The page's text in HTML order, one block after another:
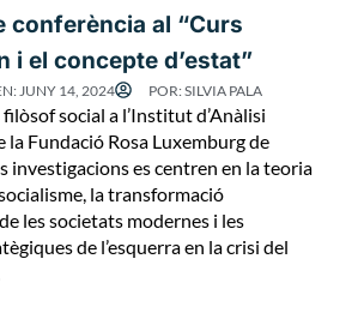
conferència al “Curs
i el concepte d’estat”
JUNY 14, 2024 POR:SILVIA PALA
social a l’Institut d’Anàlisi
la Fundació Rosa Luxemburg de
investigacions es centren en la teoria
la transformació
les societats modernes i les
de l’esquerra en la crisi del